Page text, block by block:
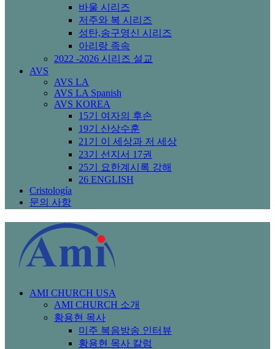
바울 시리즈
저주와 복 시리즈
성탄,송구영신 시리즈
아리랑 족속
2022 -2026 시리즈 설교
AVS
AVS LA
AVS LA Spanish
AVS KOREA
15기 여자의 후손
19기 산상수훈
21기 이 세상과 저 세상
23기 선지서 17권
25기 요한계시록 강해
26 ENGLISH
Cristología
문의 사항
AMI CHURCH USA
AMI CHURCH 소개
황용현 목사
미주 복음방송 인터뷰
황용현 목사 칼럼